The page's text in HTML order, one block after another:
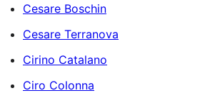
Cesare Boschin
Cesare Terranova
Cirino Catalano
Ciro Colonna